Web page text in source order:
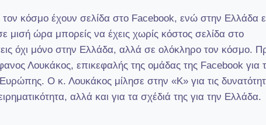
κόσμο έχουν σελίδα στο Facebook, ενώ στην Ελλάδα
μισή ώρα μπορείς να έχεις χωρίς κόστος σελίδα στο
όχι μόνο στην Ελλάδα, αλλά σε ολόκληρο τον κόσμο.
Λουκάκος, επικεφαλής της ομάδας της Facebook για
Ευρώπης. Ο κ. Λουκάκος μίλησε στην «Κ» για τις
αλλά και για τα σχέδιά της για την Ελλάδα.